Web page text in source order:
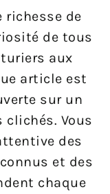
richesse de
de tous
aux
article est
sur un
Vous
des
et des
chaque